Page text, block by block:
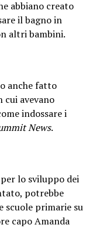
abbiano creato
il bagno in
altri bambini.
anche fatto
cui avevano
indossare i
News.
lo sviluppo dei
potrebbe
scuole primarie su
capo Amanda